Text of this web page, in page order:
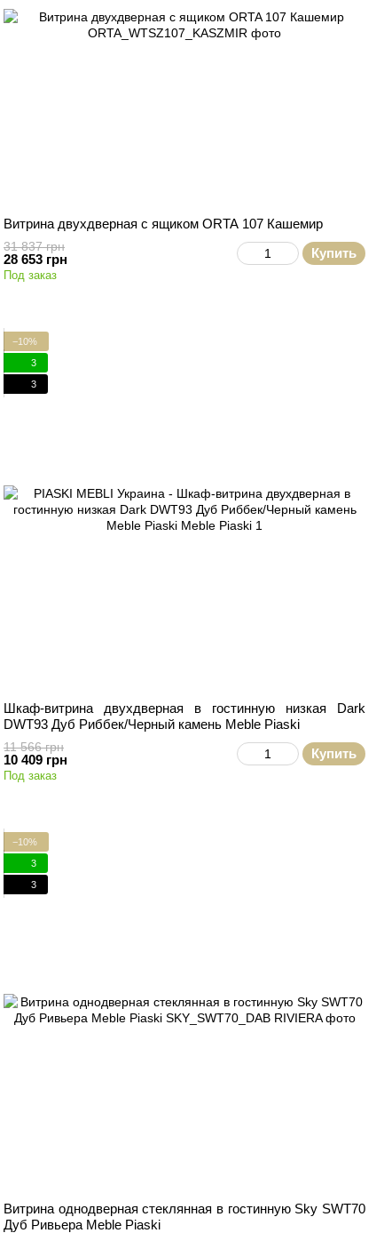
Витрина двухдверная с ящиком ORTA 107 Кашемир
31 837 грн
28 653 грн Купить
Под заказ
−10%
3
3
Шкаф-витрина двухдверная в гостинную низкая Dark
DWT93 Дуб Риббек/Черный камень Meble Piaski
11 566 грн
10 409 грн Купить
Под заказ
−10%
3
3
Витрина однодверная стеклянная в гостинную Sky SWT70
Дуб Ривьера Meble Piaski